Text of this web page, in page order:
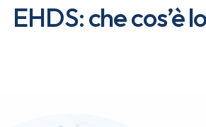
EHDS: che